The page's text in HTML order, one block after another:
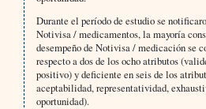
Durante el período de estudio se
Notivisa / medicamentos, la mayoría
desempeño de Notivisa / medicación se
respecto a dos de los ocho atributos
positivo) y deficiente en seis de los
aceptabilidad, representatividad,
oportunidad).